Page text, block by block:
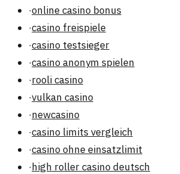
·online casino bonus
·casino freispiele
·casino testsieger
·casino anonym spielen
·rooli casino
·vulkan casino
·newcasino
·casino limits vergleich
·casino ohne einsatzlimit
·high roller casino deutsch